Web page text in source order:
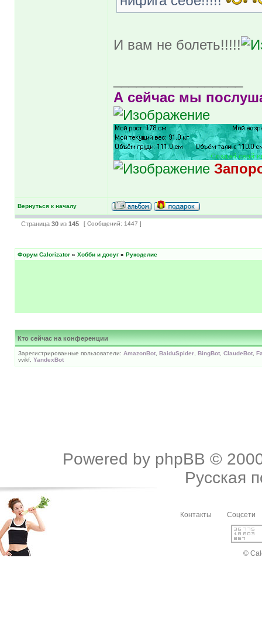
И вам не болеть!!!!!
А сейчас мы
Вернуться к началу
Страница 30 из 145 [ Сообщений: 1447 ]
Форум Calorizator » Хобби и досуг » Рукоделие
Кто сейчас на конференции
Зарегистрированные пользователи: AmazonBot BaiduSpider BingBot ClaudeBot
vvikf, YandexBot
Powered by phpBB ©
Русская
Контакты Соцсети
©